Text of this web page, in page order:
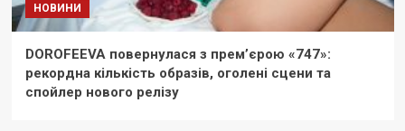
НОВИНИ
DOROFEEVA повернулася з прем’єрою «747»:
рекордна кількість образів, оголені сцени та
спойлер нового релізу